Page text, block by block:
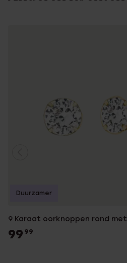
9 Karaat oorknoppen rond
99 99
Duurzamer